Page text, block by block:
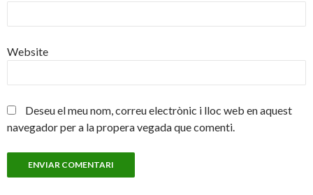
Website
Deseu el meu nom, correu electrònic i lloc web en aquest
navegador per a la propera vegada que comenti.